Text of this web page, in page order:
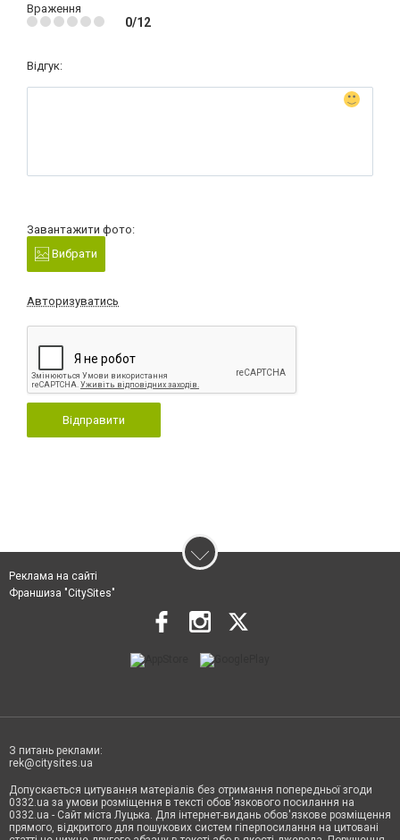
Враження
0/12
Відгук:
Завантажити фото:
Вибрати
Авторизуватись
Відправити
Реклама на сайті
Франшиза "CitySites"
З питань реклами:
rek@citysites.ua
Допускається цитування матеріалів без отримання попередньої згоди
0332.ua за умови розміщення в тексті обов'язкового посилання на
0332.ua - Сайт міста Луцька. Для інтернет-видань обов'язкове розміщення
прямого, відкритого для пошукових систем гіперпосилання на цитовані